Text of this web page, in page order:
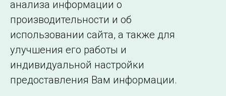
учеников выпускных классов ставропольского лицея-
интерната для одаренных детей
©2005–2026 АО «СО ЕЭС»
Филиалы и
представительства
анализа информации о
производительности и об
использовании сайта, а также для
улучшения его работы и
индивидуальной настройки
предоставления Вам информации.